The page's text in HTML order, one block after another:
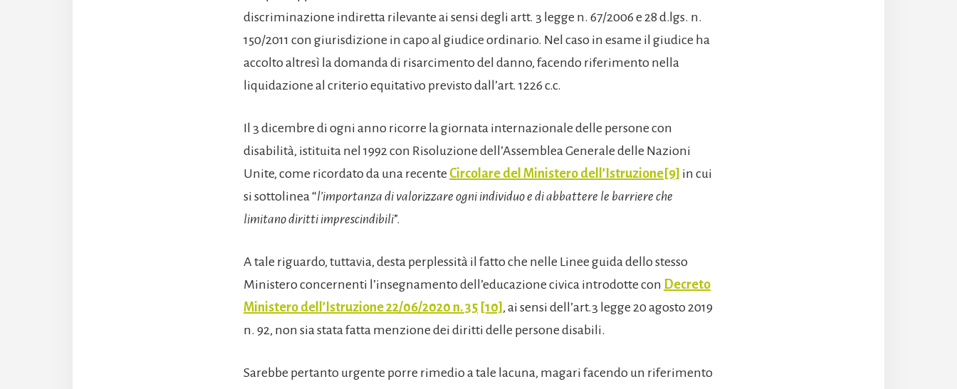
discriminazione indiretta rilevante ai sensi degli artt. 3 legge n. 67/2006 e 28 d.lgs. n.
150/2011 con giurisdizione in capo al giudice ordinario. Nel caso in esame il giudice ha
accolto altresì la domanda di risarcimento del danno, facendo riferimento nella
liquidazione al criterio equitativo previsto dall’art. 1226 c.c.
Il 3 dicembre di ogni anno ricorre la giornata internazionale delle persone con
disabilità, istituita nel 1992 con Risoluzione dell’Assemblea Generale delle Nazioni
Unite, come ricordato da una recente Circolare del Ministero dell’Istruzione [9] in cui
si sottolinea “l’importanza di valorizzare ogni individuo e di abbattere le barriere che
limitano diritti imprescindibili”.
A tale riguardo, tuttavia, desta perplessità il fatto che nelle Linee guida dello stesso
Ministero concernenti l’insegnamento dell’educazione civica introdotte con Decreto
Ministero dell’Istruzione 22/06/2020 n. 35 [10] , ai sensi dell’art.3 legge 20 agosto 2019
n. 92, non sia stata fatta menzione dei diritti delle persone disabili.
Sarebbe pertanto urgente porre rimedio a tale lacuna, magari facendo un riferimento